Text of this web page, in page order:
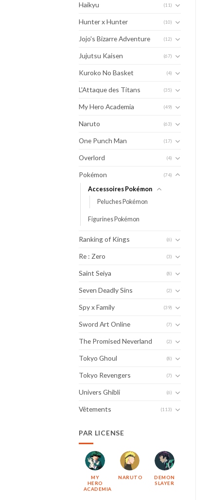
Haikyu (11)
Hunter x Hunter (10)
Jojo's Bizarre Adventure (12)
Jujutsu Kaisen (67)
Kuroko No Basket (4)
L'Attaque des Titans (35)
My Hero Academia (49)
Naruto (63)
One Punch Man (17)
Overlord (4)
Pokémon (74)
Accessoires Pokémon
Peluches Pokémon
Figurines Pokémon
Ranking of Kings (6)
Re : Zero (3)
Saint Seiya (8)
Seven Deadly Sins (2)
Spy x Family (39)
Sword Art Online (7)
The Promised Neverland (2)
Tokyo Ghoul (8)
Tokyo Revengers (7)
Univers Ghibli (6)
Vêtements (113)
PAR LICENSE
MY
HERO
ACADEMIA
NARUTO
DEMON
SLAYER